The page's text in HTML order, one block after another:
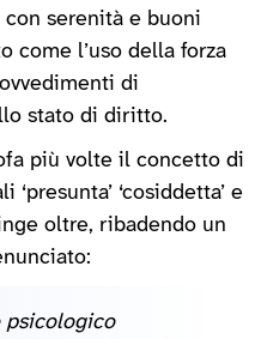
serenità e buoni
come l’uso della forza
di
stato di diritto.
più volte il concetto di
‘cosiddetta’ e
oltre, ribadendo un
psicologico